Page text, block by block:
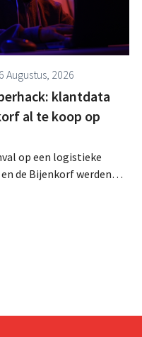
6 Augustus, 2026
klantdata
al te koop op
op een logistieke
de Bijenkorf werden